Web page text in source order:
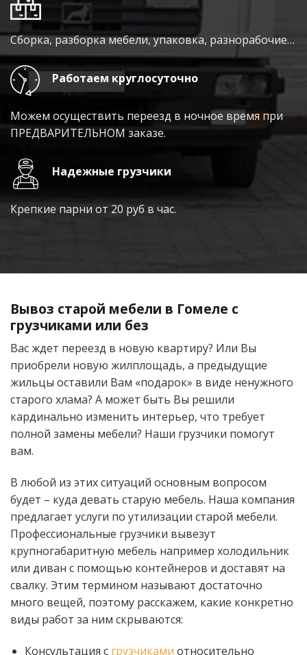
Сборка, разборка мебели, упаковка, разнорабочие…
Работаем круглосуточно
Можем осуществить переезд в ночное время при
ПРЕДВАРИТЕЛЬНОМ заказе.
Надежные грузчики
Крепкие парни от 20 руб в час.
Вывоз старой мебели в Гомеле с
грузчиками или без
Вас ждет переезд в новую квартиру? Или Вы
приобрели новую жилплощадь, а предыдущие
жильцы оставили Вам «подарок» в виде ненужного
старого хлама? А может быть Вы решили
кардинально изменить интерьер, что требует
полной замены мебели? Наши грузчики помогут
вам.
В любой из этих ситуаций основным вопросом
будет – куда девать старую мебель. Наша компания
предлагает услуги по утилизации старой мебели.
Профессиональные грузчики вывезут
крупногабаритную мебель например холодильник
или диван с помощью контейнеров и доставят на
свалку. Этим термином называют достаточно
много вещей, поэтому расскажем, какие конкретно
виды работ за ним скрываются:
Консультация с грузчиками относительно